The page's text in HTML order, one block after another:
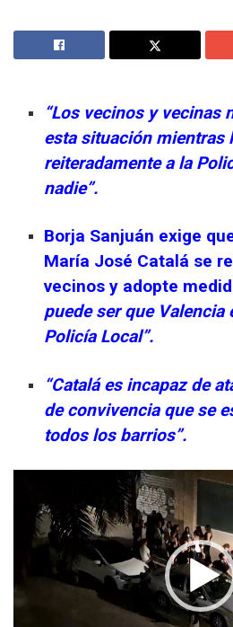
“Los vecinos y vecinas
esta situación mientras
reiteradamente a la
nadie”.
Borja Sanjuán exige
María José Catalá se
vecinos y adopte
puede ser que Valencia
Policía Local”.
“Catalá es incapaz de
de convivencia que se
todos los barrios”.
vídeo